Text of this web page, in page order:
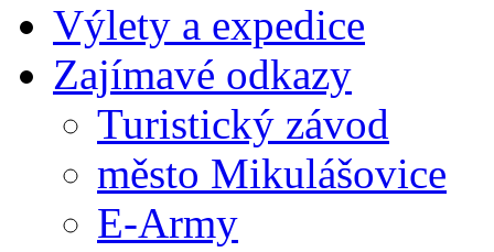
Výlety a expedice
Zajímavé odkazy
Turistický závod
město Mikulášovice
E-Army